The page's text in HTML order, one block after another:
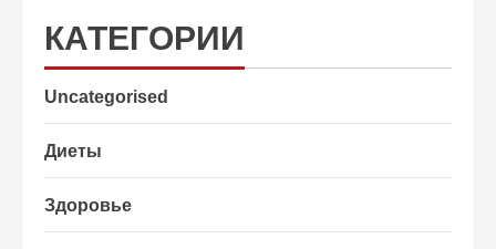
КАТЕГОРИИ
Uncategorised
Диеты
Здоровье